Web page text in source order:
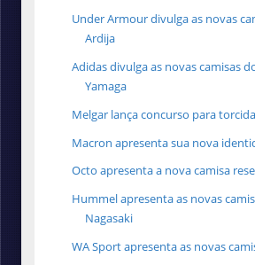
Under Armour divulga as novas
Ardija
Adidas divulga as novas camisas
Yamaga
Melgar lança concurso para
Macron apresenta sua nova
Octo apresenta a nova camisa
Hummel apresenta as novas
Nagasaki
WA Sport apresenta as novas